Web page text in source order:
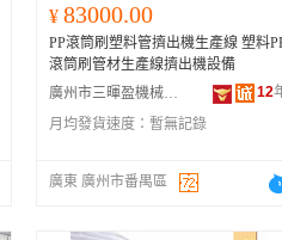
¥ 83000.00
PP滾筒刷塑料管擠出機生產線 塑料
滾筒刷管材生產線擠出機設備
廣州市三暉盈機械設備有限公司
12
月均發貨速度： 暫無記錄
廣東 廣州市番禺區